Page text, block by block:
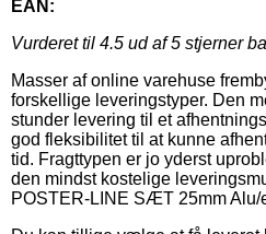
EAN:
Vurderet til 4.5 ud af 5 stjerner
Masser af online varehuse
forskellige leveringstyper. Den
stunder levering til et
god fleksibilitet til at kunne
tid. Fragttypen er jo yderst
den mindst kostelige
POSTER-LINE SÆT 25mm Alu/